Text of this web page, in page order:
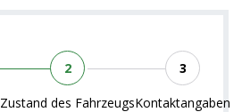
Zustand des FahrzeugsKontaktangaben